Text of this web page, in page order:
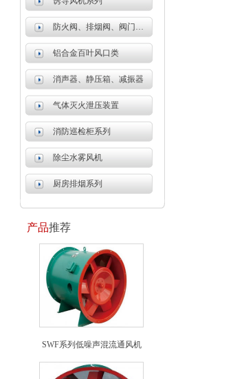
防火阀、排烟阀、阀门系列
铝合金百叶风口类
消声器、静压箱、减振器
气体灭火泄压装置
消防巡检柜系列
除尘水雾风机
厨房排烟系列
产品推荐
SWF系列低噪声混流通风机